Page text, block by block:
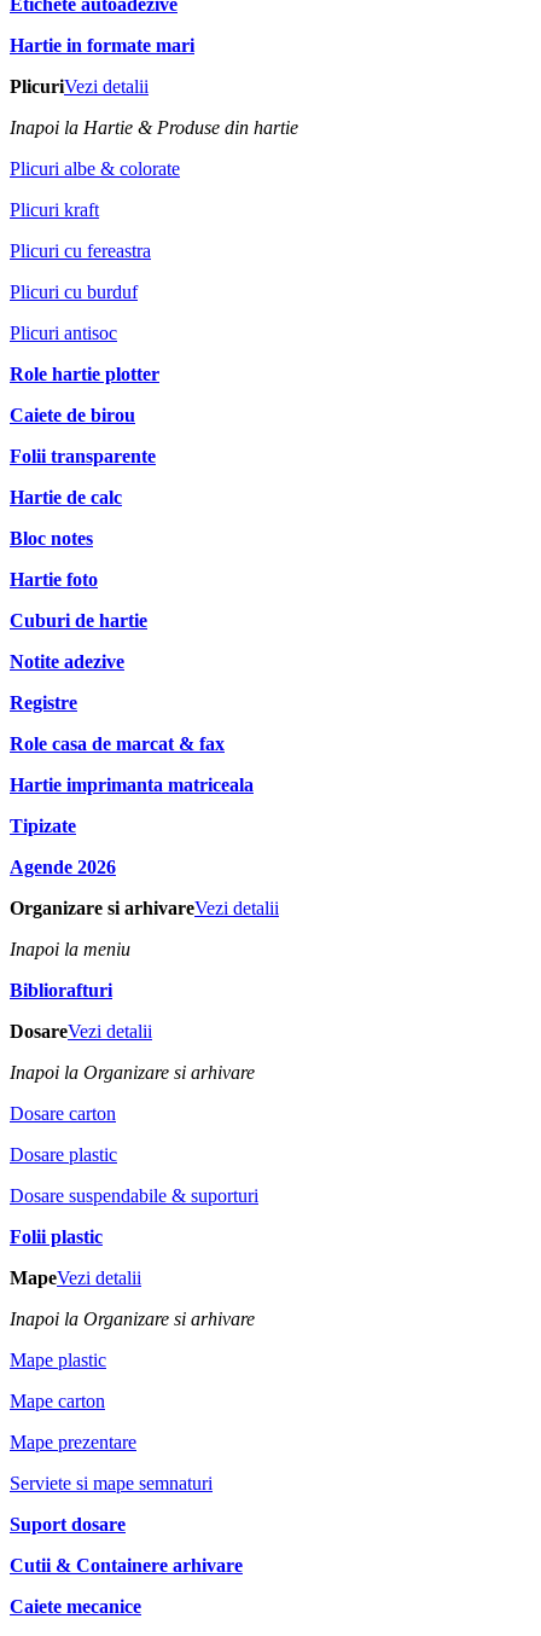
Etichete autoadezive
Hartie in formate mari
PlicuriVezi detalii
Inapoi la Hartie & Produse din hartie
Plicuri albe & colorate
Plicuri kraft
Plicuri cu fereastra
Plicuri cu burduf
Plicuri antisoc
Role hartie plotter
Caiete de birou
Folii transparente
Hartie de calc
Bloc notes
Hartie foto
Cuburi de hartie
Notite adezive
Registre
Role casa de marcat & fax
Hartie imprimanta matriceala
Tipizate
Agende 2026
Organizare si arhivareVezi detalii
Inapoi la meniu
Bibliorafturi
DosareVezi detalii
Inapoi la Organizare si arhivare
Dosare carton
Dosare plastic
Dosare suspendabile & suporturi
Folii plastic
MapeVezi detalii
Inapoi la Organizare si arhivare
Mape plastic
Mape carton
Mape prezentare
Serviete si mape semnaturi
Suport dosare
Cutii & Containere arhivare
Caiete mecanice